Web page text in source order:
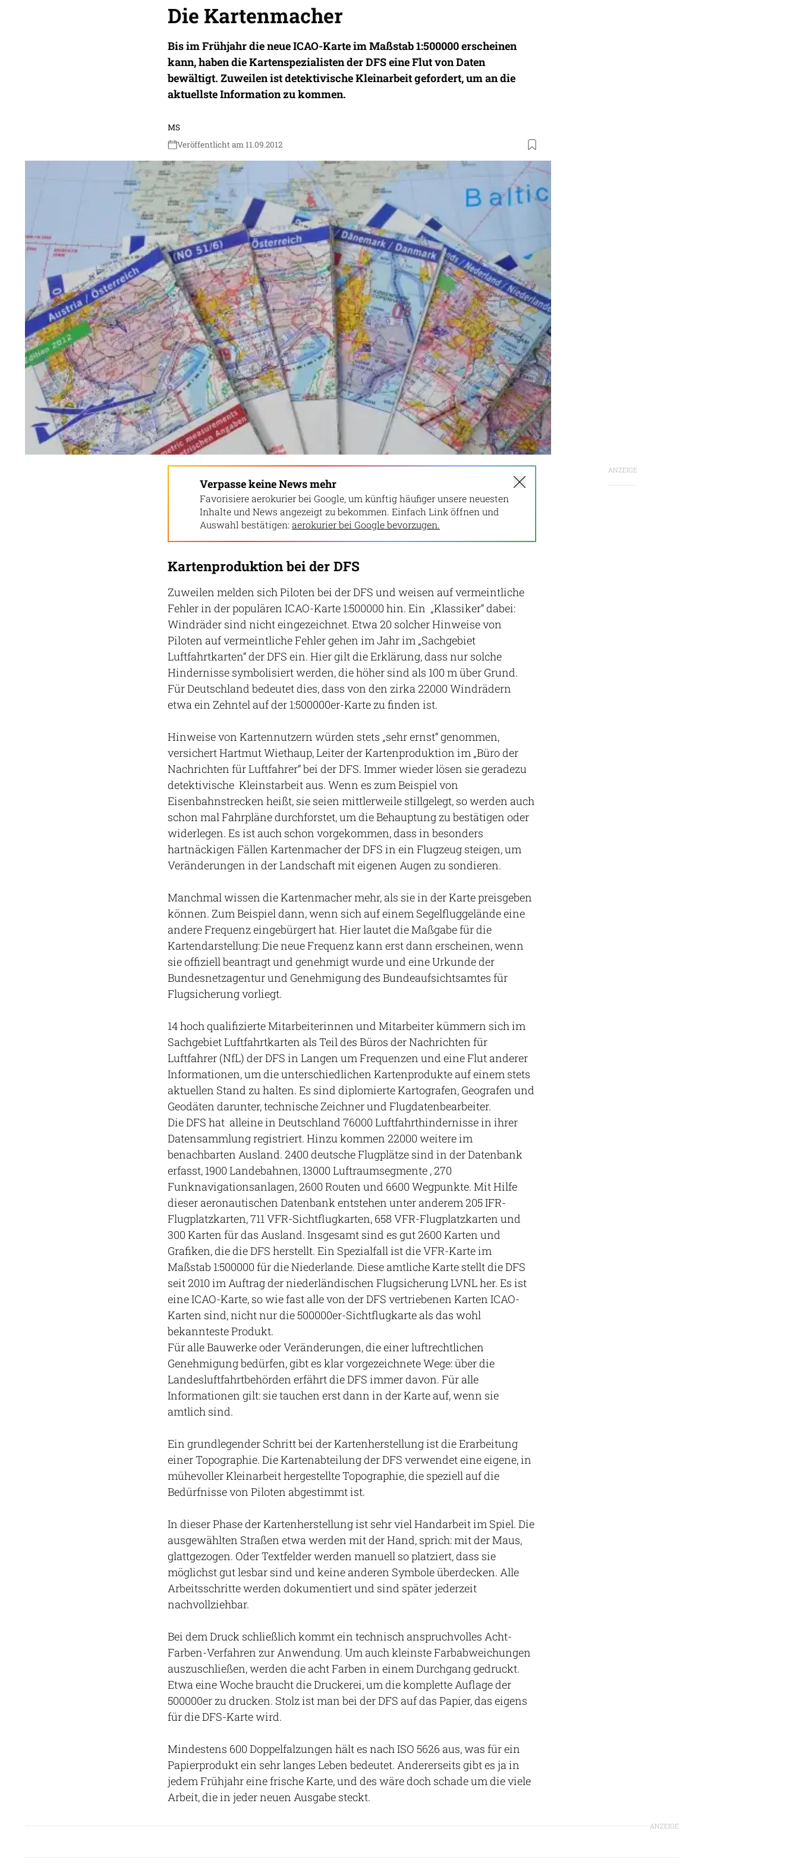
Die Kartenmacher
Bis im Frühjahr die neue ICAO-Karte im Maßstab 1:500000 erscheinen
kann, haben die Kartenspezialisten der DFS eine Flut von Daten
bewältigt. Zuweilen ist detektivische Kleinarbeit gefordert, um an die
aktuellste Information zu kommen.
MS
Veröffentlicht am 11.09.2012
ANZEIGE
Verpasse keine News mehr
Favorisiere aerokurier bei Google, um künftig häufiger unsere neuesten
Inhalte und News angezeigt zu bekommen. Einfach Link öffnen und
Auswahl bestätigen: aerokurier bei Google bevorzugen.
Kartenproduktion bei der DFS
Zuweilen melden sich Piloten bei der DFS und weisen auf vermeintliche
Fehler in der populären ICAO-Karte 1:500000 hin. Ein „Klassiker“ dabei:
Windräder sind nicht eingezeichnet. Etwa 20 solcher Hinweise von
Piloten auf vermeintliche Fehler gehen im Jahr im „Sachgebiet
Luftfahrtkarten“ der DFS ein. Hier gilt die Erklärung, dass nur solche
Hindernisse symbolisiert werden, die höher sind als 100 m über Grund.
Für Deutschland bedeutet dies, dass von den zirka 22000 Windrädern
etwa ein Zehntel auf der 1:500000er-Karte zu finden ist.
Hinweise von Kartennutzern würden stets „sehr ernst“ genommen,
versichert Hartmut Wiethaup, Leiter der Kartenproduktion im „Büro der
Nachrichten für Luftfahrer“ bei der DFS. Immer wieder lösen sie geradezu
detektivische Kleinstarbeit aus. Wenn es zum Beispiel von
Eisenbahnstrecken heißt, sie seien mittlerweile stillgelegt, so werden auch
schon mal Fahrpläne durchforstet, um die Behauptung zu bestätigen oder
widerlegen. Es ist auch schon vorgekommen, dass in besonders
hartnäckigen Fällen Kartenmacher der DFS in ein Flugzeug steigen, um
Veränderungen in der Landschaft mit eigenen Augen zu sondieren.
Manchmal wissen die Kartenmacher mehr, als sie in der Karte preisgeben
können. Zum Beispiel dann, wenn sich auf einem Segelfluggelände eine
andere Frequenz eingebürgert hat. Hier lautet die Maßgabe für die
Kartendarstellung: Die neue Frequenz kann erst dann erscheinen, wenn
sie offiziell beantragt und genehmigt wurde und eine Urkunde der
Bundesnetzagentur und Genehmigung des Bundeaufsichtsamtes für
Flugsicherung vorliegt.
14 hoch qualifizierte Mitarbeiterinnen und Mitarbeiter kümmern sich im
Sachgebiet Luftfahrtkarten als Teil des Büros der Nachrichten für
Luftfahrer (NfL) der DFS in Langen um Frequenzen und eine Flut anderer
Informationen, um die unterschiedlichen Kartenprodukte auf einem stets
aktuellen Stand zu halten. Es sind diplomierte Kartografen, Geografen und
Geodäten darunter, technische Zeichner und Flugdatenbearbeiter.
Die DFS hat alleine in Deutschland 76000 Luftfahrthindernisse in ihrer
Datensammlung registriert. Hinzu kommen 22000 weitere im
benachbarten Ausland. 2400 deutsche Flugplätze sind in der Datenbank
erfasst, 1900 Landebahnen, 13000 Luftraumsegmente , 270
Funknavigationsanlagen, 2600 Routen und 6600 Wegpunkte. Mit Hilfe
dieser aeronautischen Datenbank entstehen unter anderem 205 IFR-
Flugplatzkarten, 711 VFR-Sichtflugkarten, 658 VFR-Flugplatzkarten und
300 Karten für das Ausland. Insgesamt sind es gut 2600 Karten und
Grafiken, die die DFS herstellt. Ein Spezialfall ist die VFR-Karte im
Maßstab 1:500000 für die Niederlande. Diese amtliche Karte stellt die DFS
seit 2010 im Auftrag der niederländischen Flugsicherung LVNL her. Es ist
eine ICAO-Karte, so wie fast alle von der DFS vertriebenen Karten ICAO-
Karten sind, nicht nur die 500000er-Sichtflugkarte als das wohl
bekannteste Produkt.
Für alle Bauwerke oder Veränderungen, die einer luftrechtlichen
Genehmigung bedürfen, gibt es klar vorgezeichnete Wege: über die
Landesluftfahrtbehörden erfährt die DFS immer davon. Für alle
Informationen gilt: sie tauchen erst dann in der Karte auf, wenn sie
amtlich sind.
Ein grundlegender Schritt bei der Kartenherstellung ist die Erarbeitung
einer Topographie. Die Kartenabteilung der DFS verwendet eine eigene, in
mühevoller Kleinarbeit hergestellte Topographie, die speziell auf die
Bedürfnisse von Piloten abgestimmt ist.
In dieser Phase der Kartenherstellung ist sehr viel Handarbeit im Spiel. Die
ausgewählten Straßen etwa werden mit der Hand, sprich: mit der Maus,
glattgezogen. Oder Textfelder werden manuell so platziert, dass sie
möglichst gut lesbar sind und keine anderen Symbole überdecken. Alle
Arbeitsschritte werden dokumentiert und sind später jederzeit
nachvollziehbar.
Bei dem Druck schließlich kommt ein technisch anspruchvolles Acht-
Farben-Verfahren zur Anwendung. Um auch kleinste Farbabweichungen
auszuschließen, werden die acht Farben in einem Durchgang gedruckt.
Etwa eine Woche braucht die Druckerei, um die komplette Auflage der
500000er zu drucken. Stolz ist man bei der DFS auf das Papier, das eigens
für die DFS-Karte wird.
Mindestens 600 Doppelfalzungen hält es nach ISO 5626 aus, was für ein
Papierprodukt ein sehr langes Leben bedeutet. Andererseits gibt es ja in
jedem Frühjahr eine frische Karte, und des wäre doch schade um die viele
Arbeit, die in jeder neuen Ausgabe steckt.
ANZEIGE